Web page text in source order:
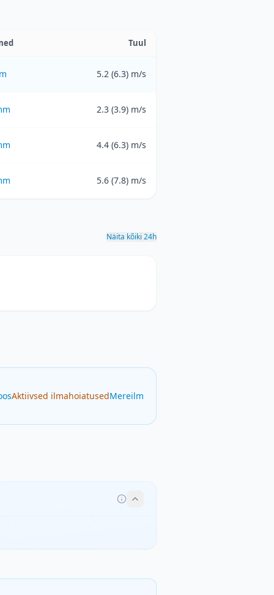
Tuul
5.2 (6.3) m/s
2.3 (3.9) m/s
4.4 (6.3) m/s
5.6 (7.8) m/s
Näita kõiki 24h
Aktiivsed ilmahoiatusedMereilm